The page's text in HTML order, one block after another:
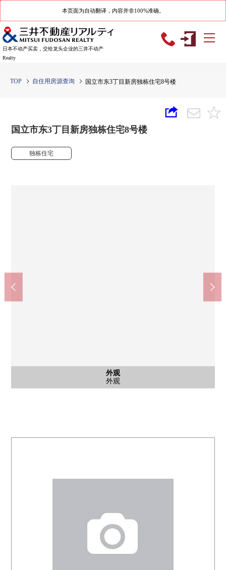
本页面为自动翻译，内容并非100%准确。
日本不动产买卖，交给龙头企业的三井不动产
Realty
TOP 自住用房源查询 国立市东3丁目新房独栋住宅8号楼
国立市东3丁目新房独栋住宅8号楼
独栋住宅
外观
外观
外观
外观
外观
外观